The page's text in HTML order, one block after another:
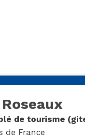
de tourisme
de France